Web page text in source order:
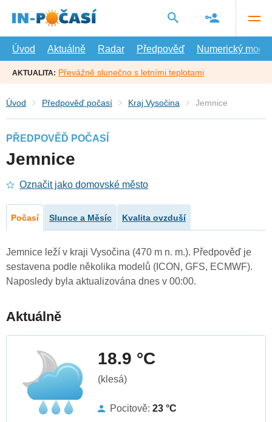
hlavní
Úvod
Aktuálně Radar Předpověď Numerický model
AKTUALITA: Převážně slunečno s letními teplotami
Úvod Předpověď počasí Kraj Vysočina Jemnice
PŘEDPOVĚĎ POČASÍ
Jemnice
Označit jako domovské město
Počasí Slunce a Měsíc Kvalita ovzduší
Jemnice leží v kraji Vysočina (470 m n. m.). Předpověď je
sestavena podle několika modelů (ICON, GFS, ECMWF).
Naposledy byla aktualizována dnes v 00:00.
Aktuálně
18.9 °C
(klesá)
Pocitově: 23 °C